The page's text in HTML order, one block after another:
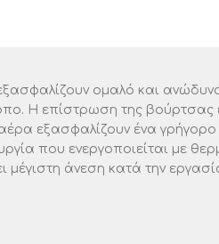
ομαλό και
επίστρωση της βούρτσας
εξασφαλίζουν ένα γρήγορο
που ενεργοποιείται με
μέγιστη άνεση κατά την